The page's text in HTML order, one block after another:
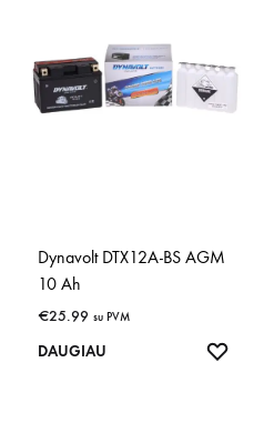
IŠSAUGOTI
Dynavolt DTX12A-BS AGM
10 Ah
€25.99 su PVM
DAUGIAU